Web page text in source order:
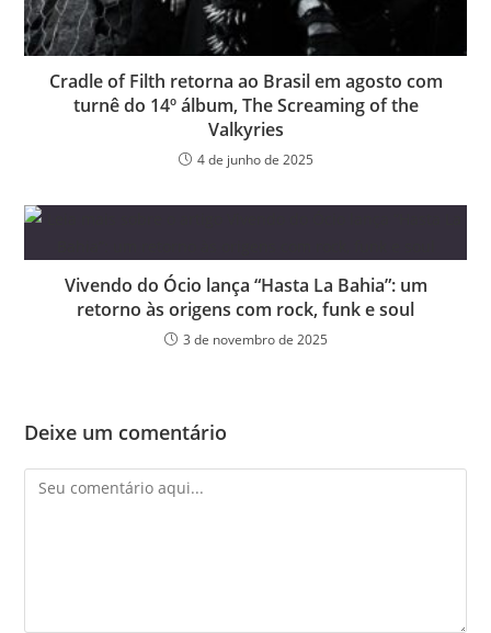
Cradle of Filth retorna ao Brasil em agosto com
turnê do 14º álbum, The Screaming of the
Valkyries
4 de junho de 2025
Vivendo do Ócio lança “Hasta La Bahia”: um
retorno às origens com rock, funk e soul
3 de novembro de 2025
Deixe um comentário
Comentário